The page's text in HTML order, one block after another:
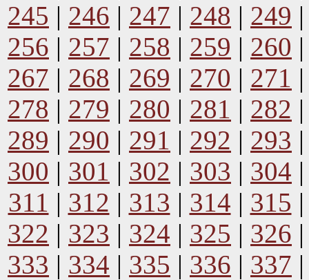
245 | 246 | 247 | 248 | 249
256 | 257 | 258 | 259 | 260
267 | 268 | 269 | 270 | 271
278 | 279 | 280 | 281 | 282
289 | 290 | 291 | 292 | 293
300 | 301 | 302 | 303 | 304
311 | 312 | 313 | 314 | 315
322 | 323 | 324 | 325 | 326
333 | 334 | 335 | 336 | 337